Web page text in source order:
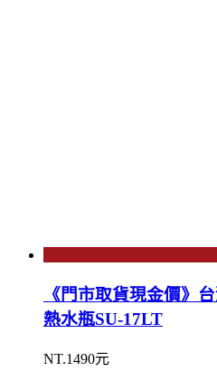
《門市取貨現金價》
熱水瓶SU-17LT
NT.1490元